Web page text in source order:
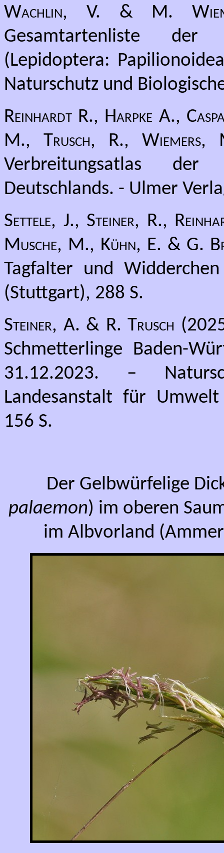
Wachlin, V. & M.
Gesamtartenliste
(Lepidoptera:
Naturschutz und
Reinhardt R., Harpke A.,
M., Trusch, R.,
Verbreitungsatlas
Deutschlands. - Ulmer
Settele, J., Steiner, R.,
Musche, M., Kühn, E. & G.
Tagfalter und
(Stuttgart), 288 S.
Steiner, A. & R. Trusch
Schmetterlinge Baden-
31.12.2023. –
Landesanstalt für
156 S.
Der Gelbwürfelige
palaemon) im oberen
im Albvorland